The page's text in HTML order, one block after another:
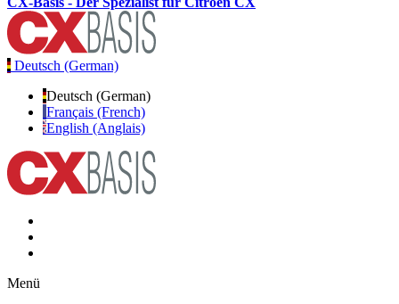
Deutsch (German)
Deutsch (German)
Français (French)
English (Anglais)
Menü